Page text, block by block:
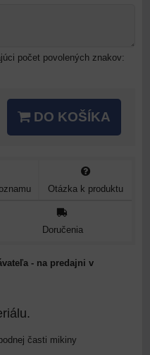
počet povolených znakov:
DO KOŠÍKA
Otázka k produktu
Doručenia
- na predajni v
časti mikiny